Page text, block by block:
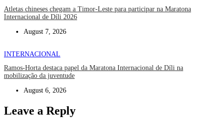
Atletas chineses chegam a Timor-Leste para participar na Maratona
Internacional de Díli 2026
August 7, 2026
INTERNACIONAL
Ramos-Horta destaca papel da Maratona Internacional de Díli na
mobilização da juventude
August 6, 2026
Leave a Reply